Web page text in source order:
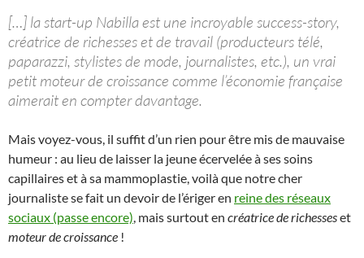
[…] la start-up Nabilla est une incroyable success-story,
créatrice de richesses et de travail (producteurs télé,
paparazzi, stylistes de mode, journalistes, etc.), un vrai
petit moteur de croissance comme l’économie française
aimerait en compter davantage.
Mais voyez-vous, il suffit d’un rien pour être mis de mauvaise
humeur : au lieu de laisser la jeune écervelée à ses soins
capillaires et à sa mammoplastie, voilà que notre cher
journaliste se fait un devoir de l’ériger en reine des réseaux
sociaux (passe encore) , mais surtout en créatrice de richesseset
moteur de croissance !